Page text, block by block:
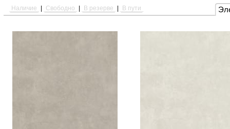
Наличие Свободно В резерве В пути